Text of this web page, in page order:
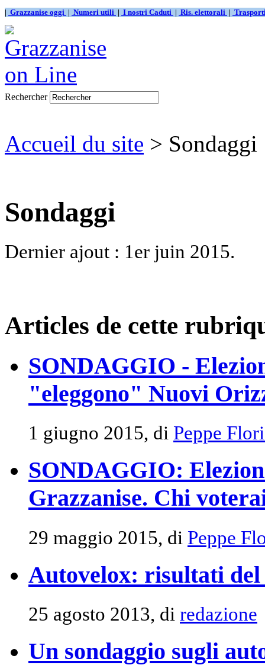
| Grazzanise oggi | Numeri utili | I nostri Caduti | Ris. elettorali |
Rechercher
Accueil du site > Sondaggi
Sondaggi
Dernier ajout : 1er juin 2015.
Articles de cette
SONDAGGIO -
"eleggono" Nuovi
1 giugno 2015, di Peppe
SONDAGGIO:
Grazzanise. Chi
29 maggio 2015, di Peppe
Autovelox: risultati del
25 agosto 2013, di redazione
Un sondaggio sugli